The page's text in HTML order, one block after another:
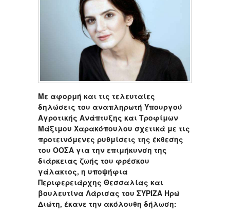
Με αφορμή και τις τελευταίες
δηλώσεις του αναπληρωτή Υπουργού
Αγροτικής Ανάπτυξης και Τροφίμων
Μάξιμου Χαρακόπουλου σχετικά με τις
προτεινόμενες ρυθμίσεις της έκθεσης
του ΟΟΣΑ για την επιμήκυνση της
διάρκειας ζωής του φρέσκου
γάλακτος, η υποψήφια
Περιφερειάρχης Θεσσαλίας και
βουλευτίνα Λάρισας του ΣΥΡΙΖΑ Ηρώ
Διώτη, έκανε την ακόλουθη δήλωση: